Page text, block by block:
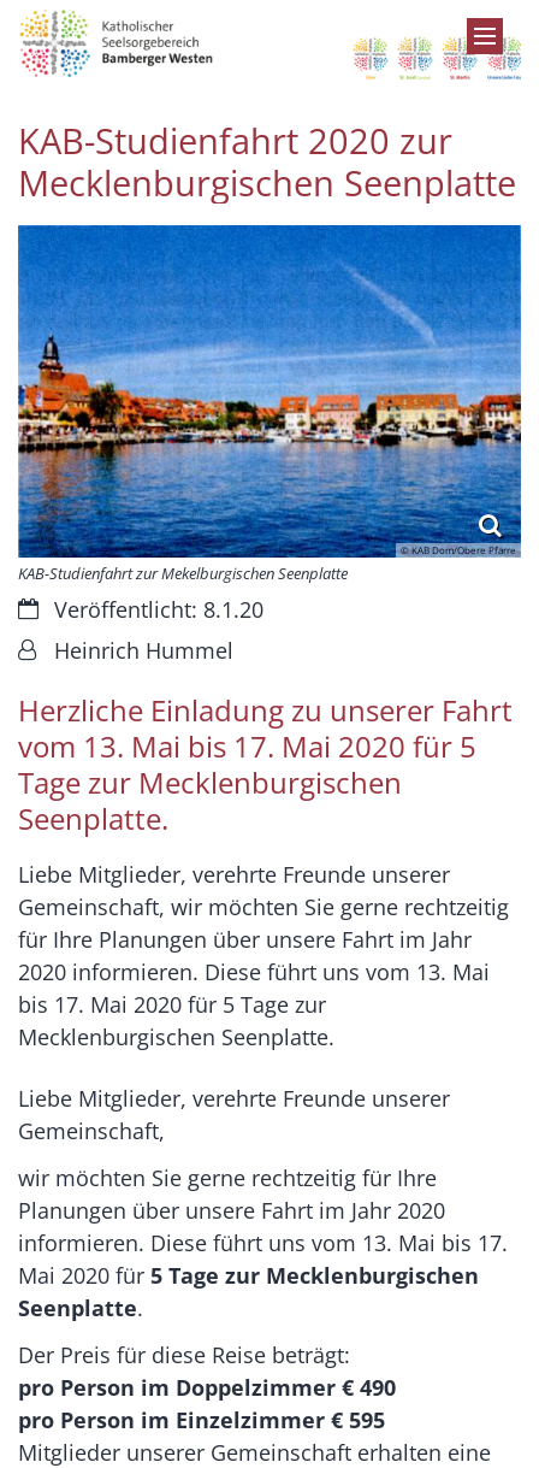
Zum Inhalt springen
KAB-Studienfahrt 2020 zur
Mecklenburgischen Seenplatte
© KAB Dom/Obere Pfarre
KAB-Studienfahrt zur Mekelburgischen Seenplatte
Datum:Veröffentlicht: 8.1.20
Von:Heinrich Hummel
Herzliche Einladung zu unserer Fahrt
vom 13. Mai bis 17. Mai 2020 für 5
Tage zur Mecklenburgischen
Seenplatte.
Liebe Mitglieder, verehrte Freunde unserer
Gemeinschaft, wir möchten Sie gerne rechtzeitig
für Ihre Planungen über unsere Fahrt im Jahr
2020 informieren. Diese führt uns vom 13. Mai
bis 17. Mai 2020 für 5 Tage zur
Mecklenburgischen Seenplatte.
Liebe Mitglieder, verehrte Freunde unserer
Gemeinschaft,
wir möchten Sie gerne rechtzeitig für Ihre
Planungen über unsere Fahrt im Jahr 2020
informieren. Diese führt uns vom 13. Mai bis 17.
Mai 2020 für 5 Tage zur Mecklenburgischen
Seenplatte.
Der Preis für diese Reise beträgt:
pro Person im Doppelzimmer € 490
pro Person im Einzelzimmer € 595
Mitglieder unserer Gemeinschaft erhalten eine